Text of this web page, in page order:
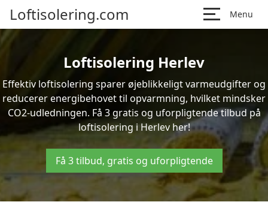
Loftisolering.com Menu
Loftisolering Herlev
Effektiv loftisolering sparer øjeblikkeligt varmeudgifter og
reducerer energibehovet til opvarmning, hvilket mindsker
CO2-udledningen. Få 3 gratis og uforpligtende tilbud på
loftisolering i Herlev her!
Få 3 tilbud, gratis og uforpligtende